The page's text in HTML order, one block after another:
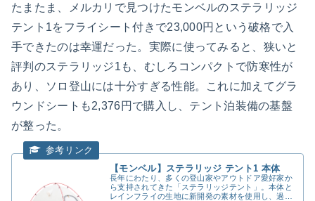
たまたま、メルカリで見つけたモンベルのステラリッジ
テント1をフライシート付きで23,000円という破格で入
手できたのは幸運だった。実際に使ってみると、狭いと
評判のステラリッジ1も、むしろコンパクトで防寒性が
あり、ソロ登山には十分すぎる性能。これに加えてグラ
ウンドシートも2,376円で購入し、テント泊装備の基盤
が整った。
【モンベル】ステラリッジ テント1 本体
長年にわたり、多くの登山家やアウトドア愛好家か
ら支持されてきた「ステラリッジテント」。本体と
レインフライの生地に新開発の素材を使用し、過酷